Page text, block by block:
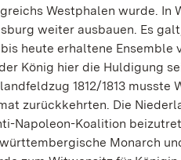
Westphalen wurde. In
weiter ausbauen. Es
heute erhaltene Ensemble
König hier die Huldigung
1812/1813 musste
zurückkehrten. Die
Napoleon-Koalition
Monarch